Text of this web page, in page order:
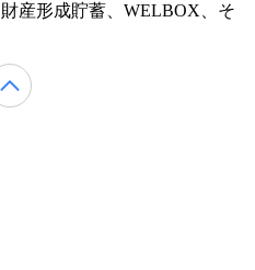
産形成貯蓄、WELBOX、そ